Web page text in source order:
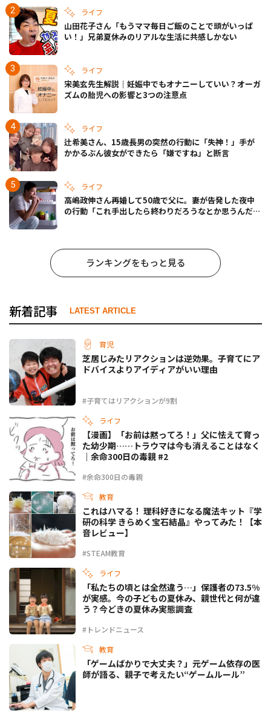
ライフ
山田花子さん「もうママ毎日ご飯のことで頭がいっぱ
い！」兄弟夏休みのリアルな生活に共感しかない
ライフ
宋美玄先生解説｜妊娠中でもオナニーしていい？オーガ
ズムの胎児への影響と3つの注意点
ライフ
辻希美さん、15歳長男の突然の行動に「失神！」手が
かかるぶん彼女ができたら「嫌ですね」と断言
ライフ
高嶋政伸さん再婚して50歳で父に。妻が告発した夜中
の行動「これ手出したら終わりだろうなとか思うんだけ
ランキングをもっと見る
新着記事 LATEST ARTICLE
育児
#子育てはリアクションが9割
芝居じみたリアクションは逆効果。子育てにア
ドバイスよりアイディアがいい理由
ライフ
#余命300日の毒親
【漫画】「お前は黙ってろ！」父に怯えて育っ
た幼少期……トラウマは今も消えることはなく
｜余命300日の毒親 #2
教育
#STEAM教育
これはハマる！ 理科好きになる魔法キット『学
研の科学 きらめく宝石結晶』やってみた！【本
音レビュー】
ライフ
#トレンドニュース
「私たちの頃とは全然違う…」保護者の73.5%
が実感。今の子どもの夏休み、親世代と何が違
う？今どきの夏休み実態調査
教育
「ゲームばかりで大丈夫？」元ゲーム依存の医
師が語る、親子で考えたい“ゲームルール”